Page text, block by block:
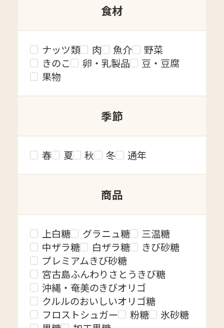
食材
ナッツ類 肉 魚介
野菜
きのこ
卵・乳製品
豆・豆腐
果物
季節
春 夏 秋 冬 通年
商品
上白糖 グラニュ糖
三温糖
中ザラ糖
白ザラ糖
きび砂糖
プレミアムきび砂糖
宮古島ふんわりさとうきび糖
沖縄・奄美のきびオリゴ
クルルのおいしいオリゴ糖
フロストシュガー
粉糖
氷砂糖